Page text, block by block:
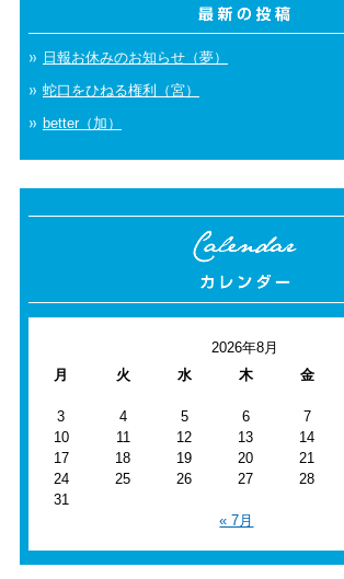
日報お休みのお知らせ（夢）
蛇口をひねる権利（宮）
better（加）
2026年8月
月
火 水 木 金
3
4 5 6 7
10
11 12 13 14
17
18 19 20 21
24
25 26 27 28
31
« 7月